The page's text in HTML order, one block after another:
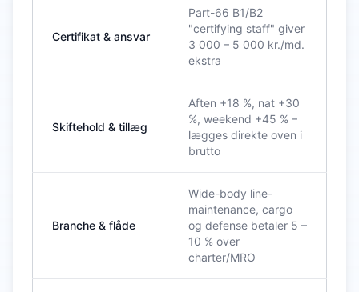
Certifikat & ansvar
Part-66 B1/B2
"certifying staff" giver
3 000 – 5 000 kr./md.
ekstra
Skiftehold & tillæg
Aften +18 %, nat +30
%, weekend +45 % –
lægges direkte oven i
brutto
Branche & flåde
Wide-body line-
maintenance, cargo
og defense betaler 5 –
10 % over
charter/MRO